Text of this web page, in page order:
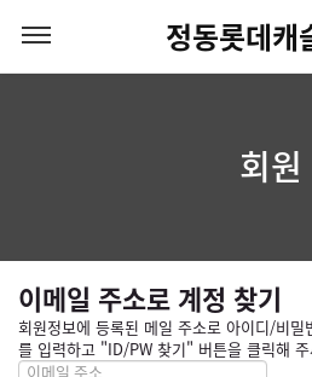
정동롯데캐
회원
이메일 주소로 계정 찾기
회원정보에 등록된 메일 주소로 아이디/비
를 입력하고 "ID/PW 찾기" 버튼을 클릭해